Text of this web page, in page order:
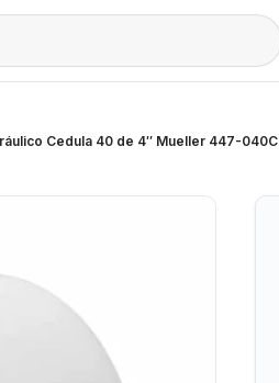
Cedula 40 de 4″ Mueller 447-040C